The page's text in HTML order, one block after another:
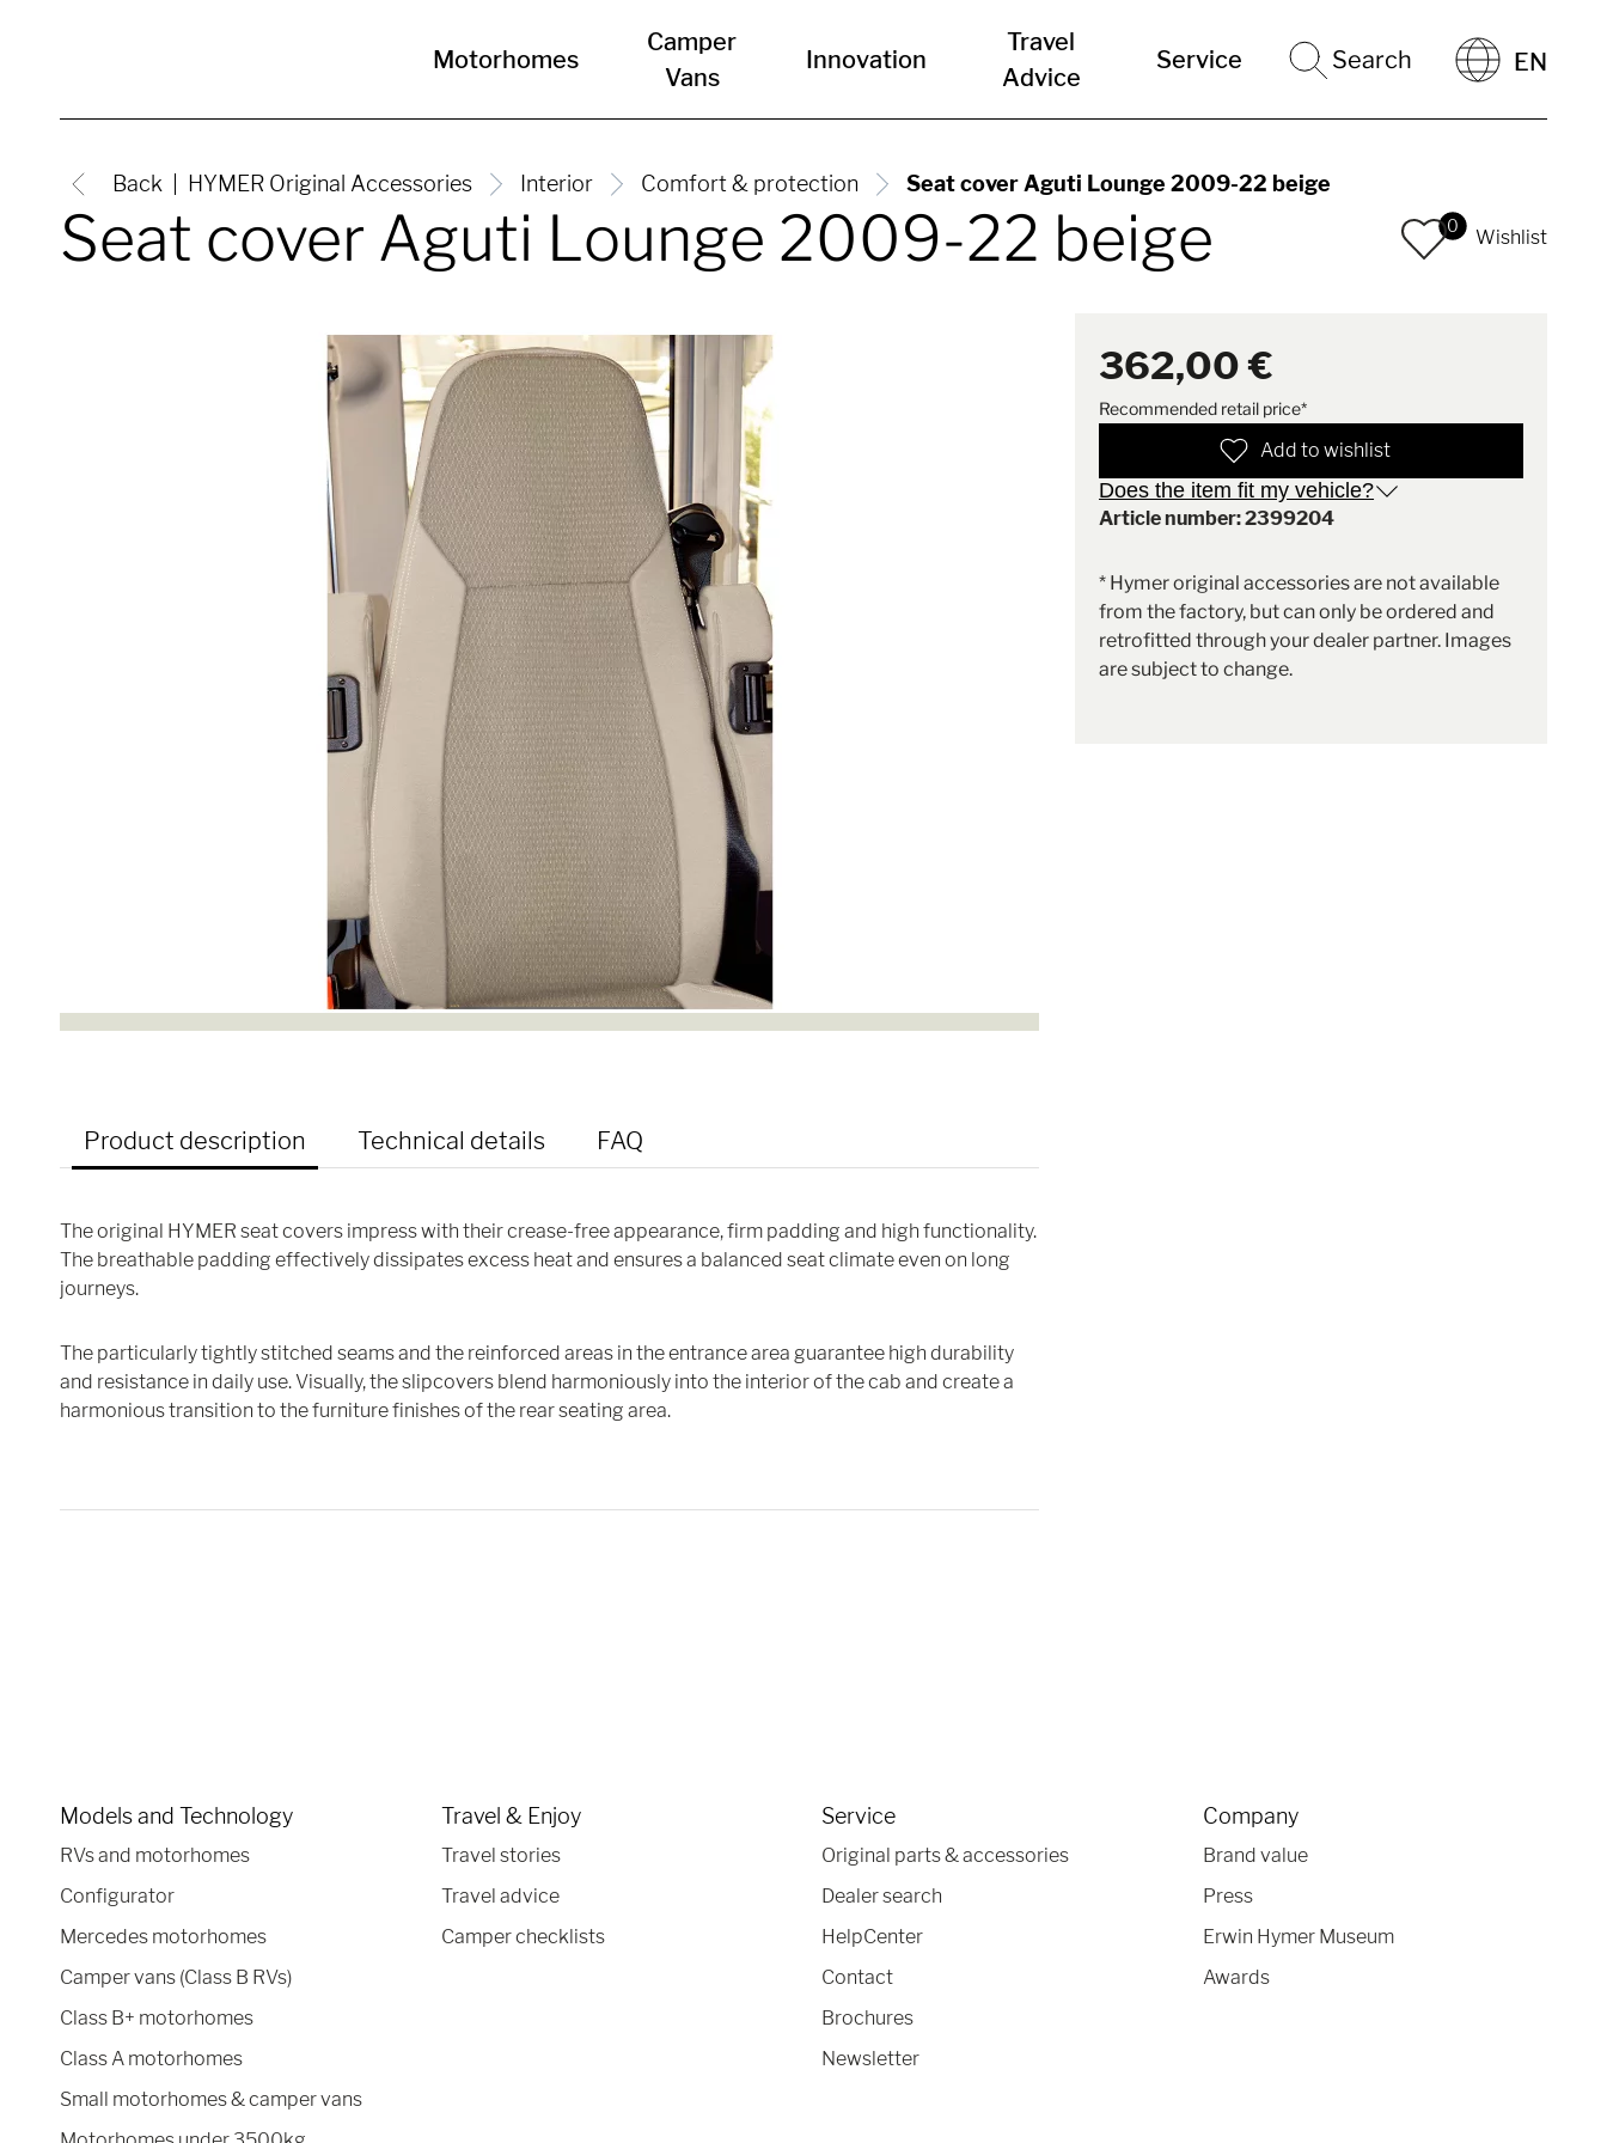
Motorhomes
Camper
Vans
Innovation
Travel
Advice
Service Search EN
Back HYMER Original Accessories Interior Comfort & protection Seat cover Aguti Lounge 2009-22 beige
Seat cover Aguti Lounge 2009-22 beige 0
Wishlist
Product description Technical details FAQ
The original HYMER seat covers impress with their crease-free appearance, firm padding and high functionality.
The breathable padding effectively dissipates excess heat and ensures a balanced seat climate even on long
journeys.
The particularly tightly stitched seams and the reinforced areas in the entrance area guarantee high durability
and resistance in daily use. Visually, the slipcovers blend harmoniously into the interior of the cab and create a
harmonious transition to the furniture finishes of the rear seating area.
362,00 €
Recommended retail price*
Add to wishlist
Does the item fit my vehicle?
Article number: 2399204
* Hymer original accessories are not available
from the factory, but can only be ordered and
retrofitted through your dealer partner. Images
are subject to change.
Models and Technology
RVs and motorhomes
Configurator
Mercedes motorhomes
Camper vans (Class B RVs)
Class B+ motorhomes
Class A motorhomes
Small motorhomes & camper vans
Travel & Enjoy
Travel stories
Travel advice
Camper checklists
Service
Original parts & accessories
Dealer search
HelpCenter
Contact
Brochures
Newsletter
Company
Brand value
Press
Erwin Hymer Museum
Awards